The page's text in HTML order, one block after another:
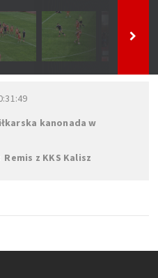
kanonada w
Remis z KKS Kalisz